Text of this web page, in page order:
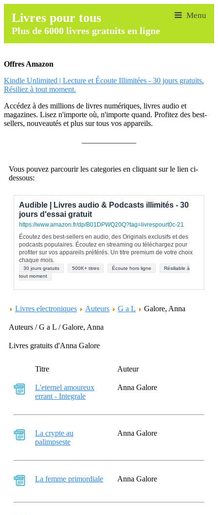
Livres pour tous
Plus de 6000 livres gratuits en ligne
Offres Amazon
Kindle Unlimited | Lecture et Écoute Illimitées - 30 jours gratuits.
Résiliez à tout moment.
Accédez à des millions de livres numériques, livres audio et
magazines. Lisez n'importe où, n'importe quand. Profitez des best-
sellers, nouveautés et plus sur tous vos appareils.
Vous pouvez parcourir les categories en cliquant sur le lien ci-
dessous:
Audible | Livres audio & Podcasts illimités - 30
jours d'essai gratuit
https://www.amazon.fr/dp/B01DPWQ20Q?tag=livrespourt0c-21
Écoutez des best-sellers en audio, des Originals exclusifs et des
podcasts populaires. Écoutez en streaming ou téléchargez pour
profiter sur vos appareils préférés. Un titre premium de votre choix
chaque mois.
30 jours gratuits 500K+ titres Écoute hors ligne
Résiliable à
tout moment
Livres electroniques Auteurs G a L Galore, Anna
Auteurs / G a L / Galore, Anna
Livres gratuits d'Anna Galore
Titre Auteur
L'eternel amoureux
errant - Integrale
Anna Galore
La crypte au
palimpseste
Anna Galore
La femme primordiale Anna Galore